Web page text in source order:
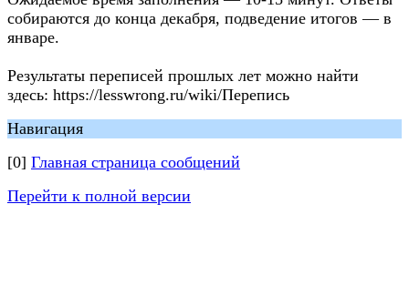
собираются до конца декабря, подведение итогов — в
январе.
Результаты переписей прошлых лет можно найти
здесь: https://lesswrong.ru/wiki/Перепись
Навигация
[0] Главная страница сообщений
Перейти к полной версии